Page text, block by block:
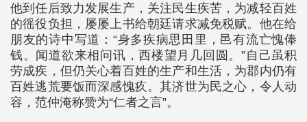
他到任后致力发展生产，关注民生疾苦，为减轻百姓
的徭役负担，屡屡上书给朝廷请求减免税赋。他在给
朋友的诗中写道：“身多疾病思田里，邑有流亡愧俸
钱。闻道欲来相问讯，西楼望月几回圆。”自己虽积
劳成疾，但仍关心着百姓的生产和生活，为郡内仍有
百姓逃荒要饭而深感愧疚。其济世为民之心，令人动
容，范仲淹称赞为“仁者之言”。